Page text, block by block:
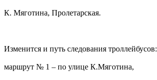
К. Мяготина, Пролетарская.
Изменится и путь следования троллейбусов:
маршрут № 1 – по улице К.Мяготина,